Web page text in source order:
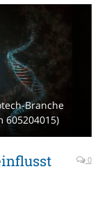
Branche
605204015)
0